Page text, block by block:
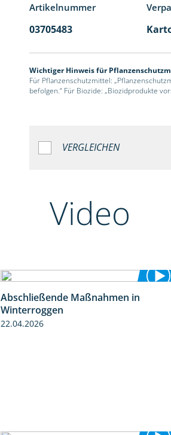
Artikelnummer
03705483
Wichtiger Hinweis für
Für Pflanzenschutzmittel:
befolgen.“ Für Biozide: „Biozidprodukte
VERGLEICHEN
Video
Abschließende Maßnahmen in
Winterroggen
22.04.2026